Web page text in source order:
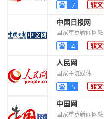
7
中国日报网
国家重点新闻网站
4
人民网
国家主流媒体
5
中国网
国家重点新闻网站